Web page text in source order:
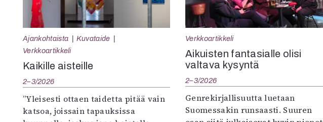
Ajankohtaista
Kuvataide
Verkkoartikkeli
Kaikille aisteille
2–3/2026
”Yleisesti ottaen taidetta pitää vain
katsoa, joissain tapauksissa
Verkkoartikkeli
Aikuisten fantasialle olisi
valtava kysyntä
2–3/2026
Genrekirjallisuutta luetaan
Suomessakin runsaasti. Suuren